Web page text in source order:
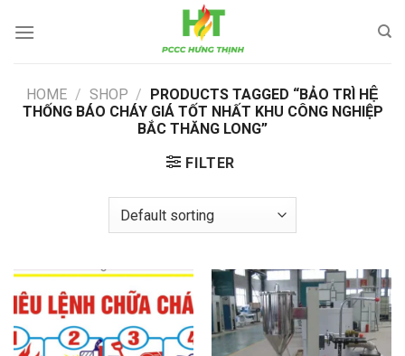
HOME / SHOP / PRODUCTS TAGGED “BẢO TRÌ HỆ
THỐNG BÁO CHÁY GIÁ TỐT NHẤT KHU CÔNG NGHIỆP
BẮC THĂNG LONG”
FILTER